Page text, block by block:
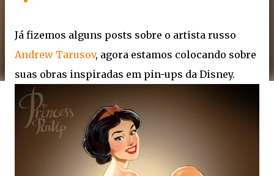
Já fizemos alguns posts sobre o artista russo
Andrew Tarusov, agora estamos colocando sobre
suas obras inspiradas em pin-ups da Disney.